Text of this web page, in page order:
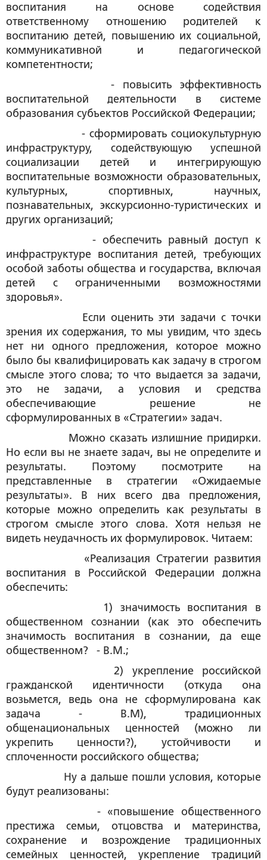
воспитания на основе содействия
ответственному отношению родителей к
воспитанию детей, повышению их социальной,
коммуникативной и педагогической
компетентности;
- повысить эффективность
воспитательной деятельности в системе
образования субъектов Российской Федерации;
- сформировать социокультурную
инфраструктуру, содействующую успешной
социализации детей и интегрирующую
воспитательные возможности образовательных,
культурных, спортивных, научных,
познавательных, экскурсионно-туристических и
других организаций;
- обеспечить равный доступ к
инфраструктуре воспитания детей, требующих
особой заботы общества и государства, включая
детей с ограниченными возможностями
здоровья».
Если оценить эти задачи с точки
зрения их содержания, то мы увидим, что здесь
нет ни одного предложения, которое можно
было бы квалифицировать как задачу в строгом
смысле этого слова; то что выдается за задачи,
это не задачи, а условия и средства
обеспечивающие решение не
сформулированных в «Стратегии» задач.
Можно сказать излишние придирки.
Но если вы не знаете задач, вы не определите и
результаты. Поэтому посмотрите на
представленные в стратегии «Ожидаемые
результаты». В них всего два предложения,
которые можно определить как результаты в
строгом смысле этого слова. Хотя нельзя не
видеть неудачность их формулировок. Читаем:
«Реализация Стратегии развития
воспитания в Российской Федерации должна
обеспечить:
1) значимость воспитания в
общественном сознании (как это обеспечить
значимость воспитания в сознании, да еще
общественном? - В.М.;
2) укрепление российской
гражданской идентичности (откуда она
возьмется, ведь она не сформулирована как
задача - В.М), традиционных
общенациональных ценностей (можно ли
укрепить ценности?), устойчивости и
сплоченности российского общества;
Ну а дальше пошли условия, которые
будут реализованы:
- «повышение общественного
престижа семьи, отцовства и материнства,
сохранение и возрождение традиционных
семейных ценностей, укрепление традиций